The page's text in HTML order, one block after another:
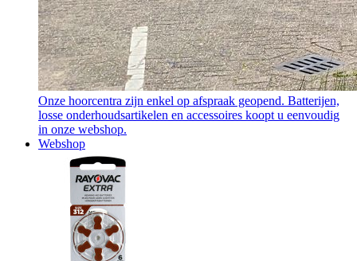
Onze hoorcentra zijn enkel op afspraak geopend. Batterijen,
losse onderhoudsartikelen en accessoires koopt u eenvoudig
in onze webshop.
Webshop